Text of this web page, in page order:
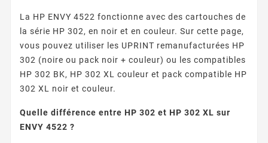
La HP ENVY 4522 fonctionne avec des cartouches de
la série HP 302, en noir et en couleur. Sur cette page,
vous pouvez utiliser les UPRINT remanufacturées HP
302 (noire ou pack noir + couleur) ou les compatibles
HP 302 BK, HP 302 XL couleur et pack compatible HP
302 XL noir et couleur.
Quelle différence entre HP 302 et HP 302 XL sur
ENVY 4522 ?